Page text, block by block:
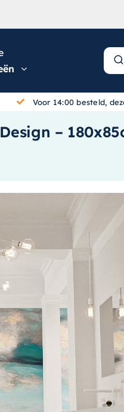
Voor 14:00 besteld,
–